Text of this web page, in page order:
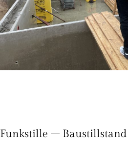
Funkstille –